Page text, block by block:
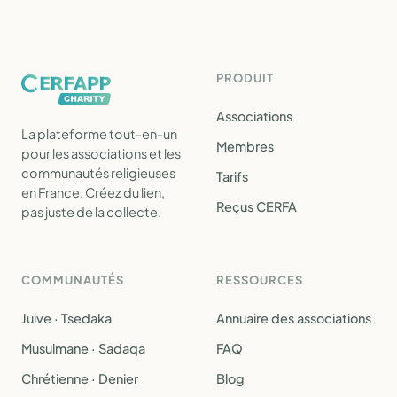
La plateforme tout-en-un
pour les associations et les
communautés religieuses
en France. Créez du lien,
pas juste de la collecte.
PRODUIT
Associations
Membres
Tarifs
Reçus CERFA
COMMUNAUTÉS
Juive · Tsedaka
Musulmane · Sadaqa
Chrétienne · Denier
RESSOURCES
Annuaire des associations
FAQ
Blog